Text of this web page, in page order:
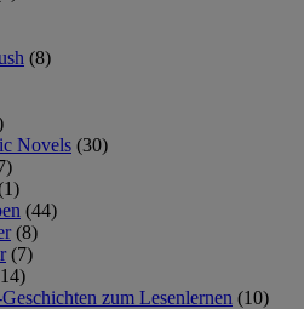
(8)
Novels (30)
(44)
(8)
(7)
zum Lesenlernen (10)